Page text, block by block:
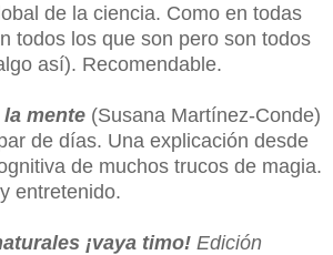
de la ciencia. Como en todas
todos los que son pero son todos
así). Recomendable.
mente (Susana Martínez-Conde)
de días. Una explicación desde
de muchos trucos de magia.
entretenido.
¡vaya timo! Edición